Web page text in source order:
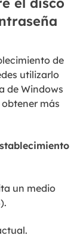
de
utilizarlo
de Windows
más
un medio